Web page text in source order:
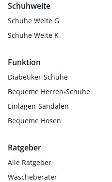
Schuhweite
Schuhe Weite G
Schuhe Weite K
Funktion
Diabetiker-Schuhe
Bequeme Herren-Schuhe
Einlagen-Sandalen
Bequeme Hosen
Ratgeber
Alle Ratgeber
Wäscheberater